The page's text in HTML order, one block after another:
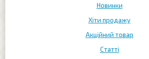
Новинки
Хіти продажу
Акційний товар
Статті